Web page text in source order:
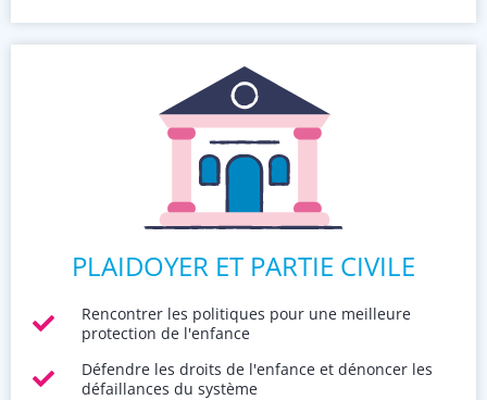
PLAIDOYER ET PARTIE CIVILE
Rencontrer les politiques pour une meilleure
protection de l'enfance
Défendre les droits de l'enfance et dénoncer les
défaillances du système